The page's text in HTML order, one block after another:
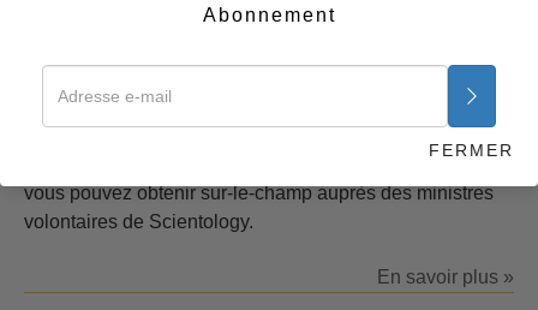
que l’illettrisme, la
problèmes, le travail des dirigeants locaux peut être
vous pouvez obtenir sur-le-champ auprès des ministres
volontaires de Scientology.
En savoir plus »
Abonnement
FERMER